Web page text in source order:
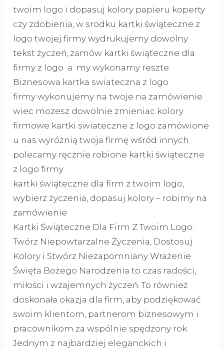
twoim logo i dopasuj kolory papieru koperty
czy zdobienia, w srodku kartki świąteczne z
logo twojej firmy wydrukujemy dowolny
tekst życzeń, zamów kartki świąteczne dla
firmy z logo a my wykonamy reszte.
Biznesowa kartka swiateczna z logo
firmy wykonujemy na twoje na zamówienie
wiec mozesz dowolnie zmieniac kolory.
firmowe kartki swiateczne z logo zamówione
u nas wyróżnią twoja firmę wśród innych.
polecamy ręcznie robione kartki świąteczne
z logo firmy
kartki świąteczne dla firm z twoim logo,
wybierz życzenia, dopasuj kolory – robimy na
zamówienie
Kartki Świąteczne Dla Firm Z Twoim Logo:
Twórz Niepowtarzalne Życzenia, Dostosuj
Kolory i Stwórz Niezapomniany Wrażenie
Święta Bożego Narodzenia to czas radości,
miłości i wzajemnych życzeń. To również
doskonała okazja dla firm, aby podziękować
swoim klientom, partnerom biznesowym i
pracownikom za wspólnie spędzony rok.
Jednym z najbardziej eleganckich i